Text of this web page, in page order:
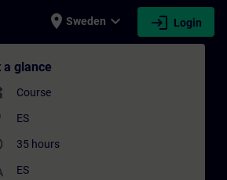
place Sweden expand_more login Login
- Professional
a glance
Course
ES
35 hours
ES